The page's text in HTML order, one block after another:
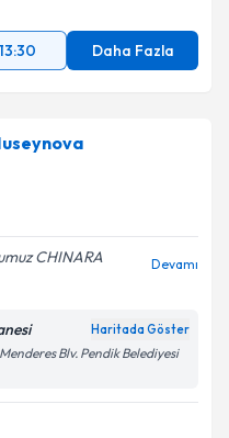
13:30 Daha Fazla
CHINARA
Devamı
Haritada Göster
Blv. Pendik Belediyesi